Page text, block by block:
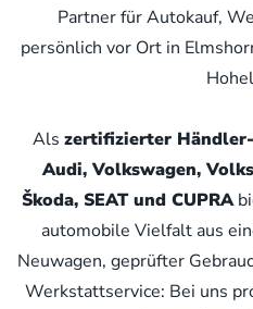
Partner für Autokauf,
persönlich vor Ort in
Als zertifizierter
Audi, Volkswagen,
Škoda, SEAT und CUPRA
automobile Vielfalt aus
Neuwagen, geprüfter
Werkstattservice: Bei uns